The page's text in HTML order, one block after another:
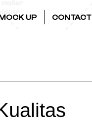
UP CONTACT